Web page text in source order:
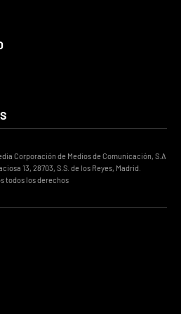
Corporación de Medios de Comunicación, S.A
13, 28703, S.S. de los Reyes, Madrid.
todos los derechos